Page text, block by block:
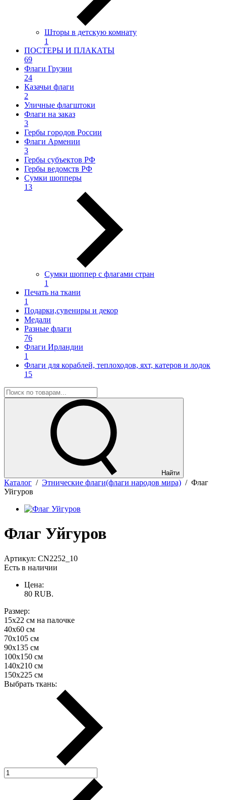
Шторы в детскую комнату
1
ПОСТЕРЫ И ПЛАКАТЫ
69
Флаги Грузии
24
Казачьи флаги
2
Уличные флагштоки
Флаги на заказ
3
Гербы городов России
Флаги Армении
3
Гербы субъектов РФ
Гербы ведомств РФ
Сумки шопперы
13
Сумки шоппер с флагами стран
1
Печать на ткани
1
Подарки,сувениры и декор
Медали
Разные флаги
76
Флаги Ирландии
1
Флаги для кораблей, теплоходов, яхт, катеров и лодок
15
Найти
Каталог / Этнические флаги(флаги народов мира) / Флаг
Уйгуров
Флаг Уйгуров
Артикул: CN2252_10
Есть в наличии
Цена:
80 RUB.
Размер:
15х22 см на палочке
40х60 см
70х105 см
90х135 см
100х150 см
140х210 см
150х225 см
Выбрать ткань: